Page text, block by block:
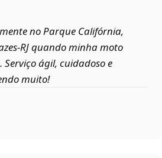
no Parque Califórnia,
quando minha moto
ágil, cuidadoso e
muito!